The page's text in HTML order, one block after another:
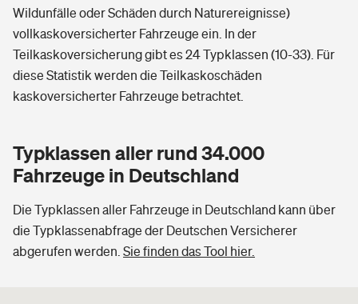
Wildunfälle oder Schäden durch Naturereignisse)
vollkaskoversicherter Fahrzeuge ein. In der
Teilkaskoversicherung gibt es 24 Typklassen (10-33). Für
diese Statistik werden die Teilkaskoschäden
kaskoversicherter Fahrzeuge betrachtet.
Typklassen aller rund 34.000
Fahrzeuge in Deutschland
Die Typklassen aller Fahrzeuge in Deutschland kann über
die Typklassenabfrage der Deutschen Versicherer
abgerufen werden. Sie finden das Tool hier.